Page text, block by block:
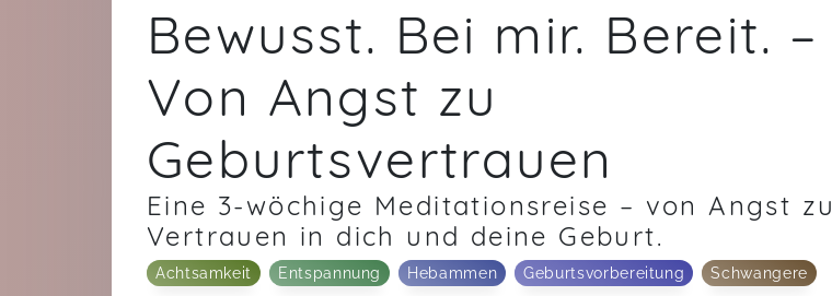
Bewusst. Bei mir. Bereit. –
Von Angst zu
Geburtsvertrauen
Eine 3-wöchige Meditationsreise – von Angst zu
Vertrauen in dich und deine Geburt.
Achtsamkeit Entspannung Hebammen Geburtsvorbereitung Schwangere